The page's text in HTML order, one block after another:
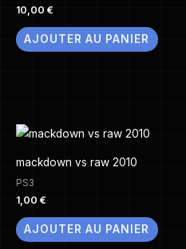
10,00 €
AJOUTER AU PANIER
mackdown vs raw 2010
PS3
1,00 €
AJOUTER AU PANIER